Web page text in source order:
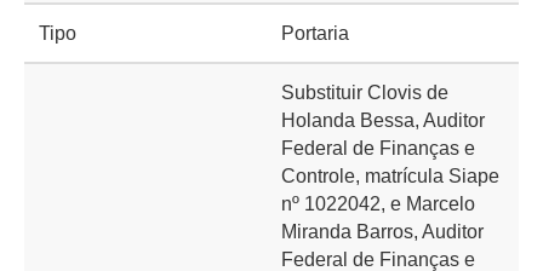
Tipo Portaria
Substituir Clovis de
Holanda Bessa, Auditor
Federal de Finanças e
Controle, matrícula Siape
nº 1022042, e Marcelo
Miranda Barros, Auditor
Federal de Finanças e